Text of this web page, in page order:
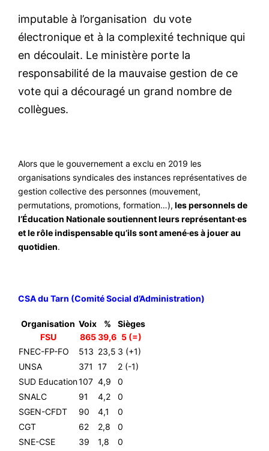
imputable à l’organisation du vote
électronique et à la complexité technique qui
en découlait. Le ministère porte la
responsabilité de la mauvaise gestion de ce
vote qui a découragé un grand nombre de
collègues.
Alors que le gouvernement a exclu en 2019 les
organisations syndicales des instances représentatives de
gestion collective des personnes (mouvement,
permutations, promotions, formation…), les personnels de
l’Éducation Nationale soutiennent leurs représentant·es
et le rôle indispensable qu’ils sont amené·es à jouer au
quotidien.
CSA du Tarn (Comité Social d’Administration)
Organisation Voix %
Sièges
FSU
865 39,6 5 (=)
FNEC-FP-FO
513 23,5 3 (+1)
UNSA
371 17
2 (-1)
SUD Education107 4,9
0
SNALC
91 4,2
0
SGEN-CFDT
90 4,1
0
CGT
62 2,8
0
SNE-CSE
39 1,8
0